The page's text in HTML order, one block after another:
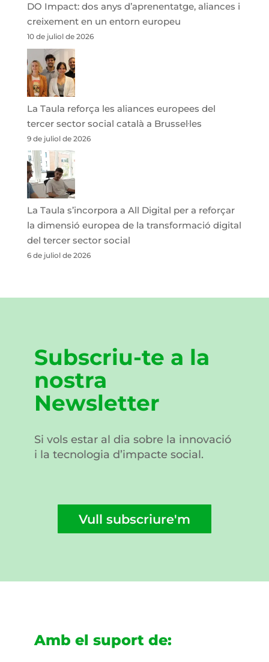
DO Impact: dos anys d’aprenentatge, aliances i
creixement en un entorn europeu
10 de juliol de 2026
La Taula reforça les aliances europees del
tercer sector social català a Brussel·les
9 de juliol de 2026
La Taula s’incorpora a All Digital per a reforçar
la dimensió europea de la transformació digital
del tercer sector social
6 de juliol de 2026
Subscriu-te a la
nostra
Newsletter
Si vols estar al dia sobre la innovació
i la tecnologia d’impacte social.
Vull subscriure'm
Amb el suport de: